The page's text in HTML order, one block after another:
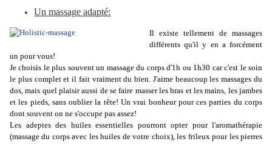
Un massage adapté:
Il existe tellement de massages
différents qu'il y en a forcément
un pour vous!
Je choisis le plus souvent un massage du corps d'1h ou 1h30 car c'est le soin
le plus complet et il fait vraiment du bien. J'aime beaucoup les massages du
dos, mais quel plaisir aussi de se faire masser les bras et les mains, les jambes
et les pieds, sans oublier la tête! Un vrai bonheur pour ces parties du corps
dont souvent on ne s'occupe pas assez!
Les adeptes des huiles essentielles pourront opter pour l'aromathérapie
(massage du corps avec les huiles de votre choix), les frileux pour les pierres